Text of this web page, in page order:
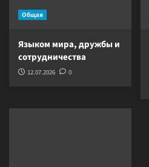
Общая
Языком мира, дружбы и
сотрудничества
12.07.2026 0